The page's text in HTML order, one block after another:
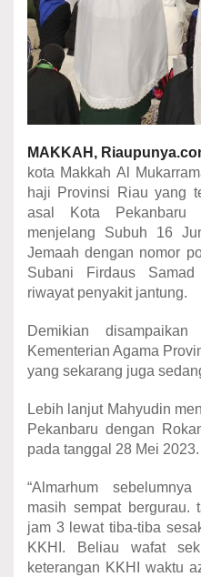
MAKKAH,
kota Makkah Al
haji Provinsi Riau yang
asal Kota Pekanbaru
menjelang Subuh 16
Jemaah dengan nomor
Subani Firdaus
riwayat penyakit jantung.
Demikian
Kementerian Agama
yang sekarang juga
Lebih lanjut Mahyudin
Pekanbaru dengan
pada tanggal 28 Mei 2023.
“Almarhum
masih sempat bergurau.
jam 3 lewat tiba-tiba
KKHI. Beliau wafat
keterangan KKHI waktu